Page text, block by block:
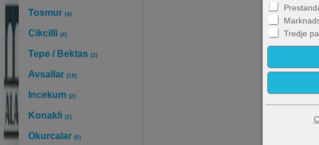
Tosmur (4)
Cikcilli (4)
Tepe / Bektas (2)
Avsallar (18)
Incekum (2)
Konakli (2)
Okurcalar (0)
Tredje